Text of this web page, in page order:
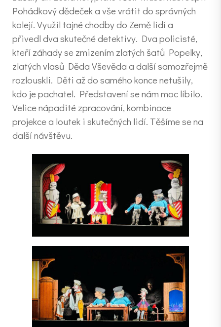
Pohádkový dědeček a vše vrátit do správných
kolejí. Využil tajné chodby do Země lidí a
přivedl dva skutečné detektivy. Dva policisté,
kteří záhady se zmizením zlatých šatů Popelky,
zlatých vlasů Děda Vševěda a další samozřejmě
rozlouskli. Děti až do samého konce netušily,
kdo je pachatel. Představení se nám moc líbilo.
Velice nápadité zpracování, kombinace
projekce a loutek i skutečných lidí. Těšíme se na
další návštěvu.